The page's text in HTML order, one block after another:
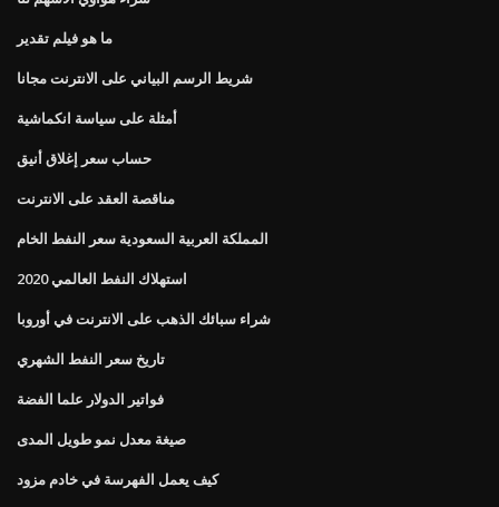
ما هو فيلم تقدير
شريط الرسم البياني على الانترنت مجانا
أمثلة على سياسة انكماشية
حساب سعر إغلاق أنيق
مناقصة العقد على الانترنت
المملكة العربية السعودية سعر النفط الخام
استهلاك النفط العالمي 2020
شراء سبائك الذهب على الانترنت في أوروبا
تاريخ سعر النفط الشهري
فواتير الدولار علما الفضة
صيغة معدل نمو طويل المدى
كيف يعمل الفهرسة في خادم مزود